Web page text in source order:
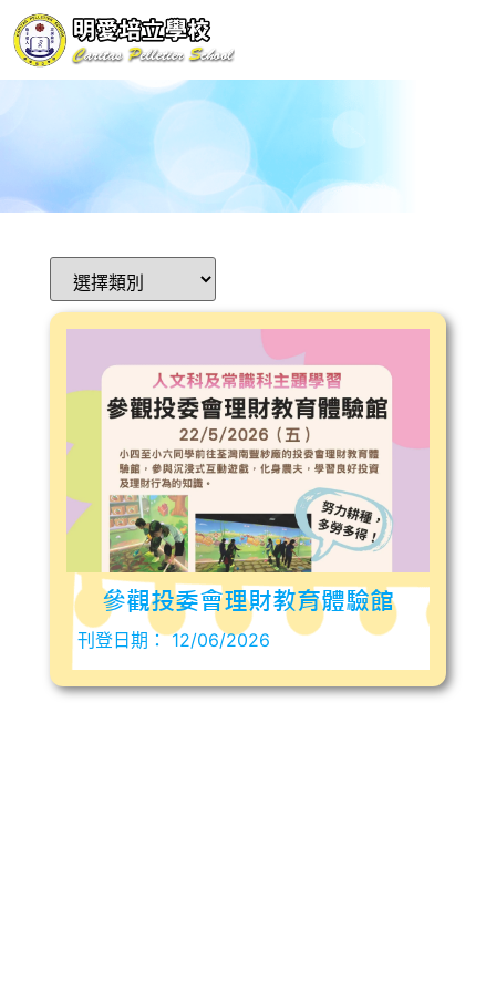
參觀投委會理財教育體驗館
刊登日期： 12/06/2026